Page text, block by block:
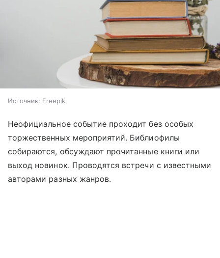
Источник: Freepik
Неофициальное событие проходит без особых
торжественных мероприятий. Библиофилы
собираются, обсуждают прочитанные книги или
выход новинок. Проводятся встречи с известными
авторами разных жанров.